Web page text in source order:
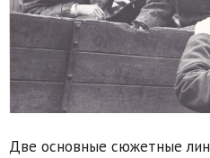
Две основные сюжетные